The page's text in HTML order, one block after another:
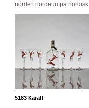
norden nordeuropa nordisk
5183Karaff